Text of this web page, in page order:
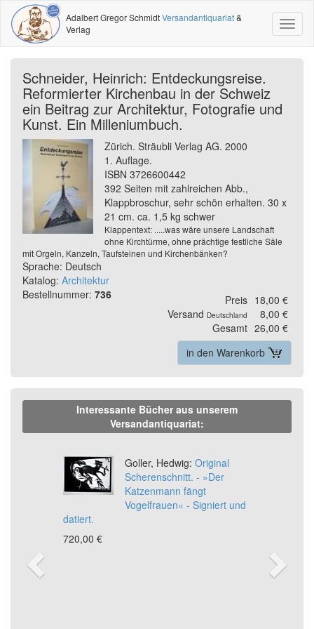
Adalbert Gregor SchmidtVersandantiquariat&
Verlag
Schneider, Heinrich: Entdeckungsreise.
Reformierter Kirchenbau in der Schweiz
ein Beitrag zur Architektur, Fotografie und
Kunst. Ein Milleniumbuch.
Zürich. Sträubli Verlag AG. 2000
1. Auflage.
ISBN 3726600442
392 Seiten mit zahlreichen Abb.,
Klappbroschur, sehr schön erhalten. 30 x
21 cm. ca. 1,5 kg schwer
Klappentext: .....was wäre unsere Landschaft
ohne Kirchtürme, ohne prächtige festliche Säle
mit Orgeln, Kanzeln, Taufsteinen und Kirchenbänken?
Sprache: Deutsch
Katalog: Architektur
Bestellnummer: 736 Preis 18,00 €
Versand Deutschland
8,00 €
Gesamt 26,00 €
in den Warenkorb
Interessante Bücher aus unserem
Versandantiquariat:
Goller, Hedwig: Original
Scherenschnitt. - »Der
Katzenmann fängt
Vogelfrauen« - Signiert und
datiert.
720,00 €
Previous